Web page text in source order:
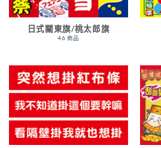
日式關東旗/桃太郎旗
46 商品